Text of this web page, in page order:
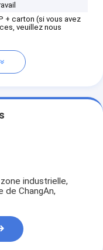
+ carton (si vous avez
veuillez nous
industrielle,
de ChangAn,